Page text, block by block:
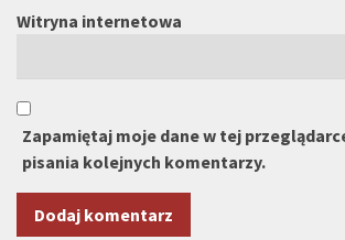
Witryna internetowa
Zapamiętaj moje dane w tej
pisania kolejnych komentarzy.